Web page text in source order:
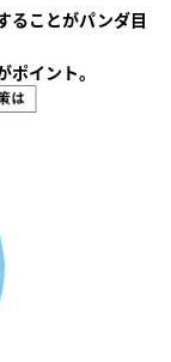
ることがパンダ目
イント。